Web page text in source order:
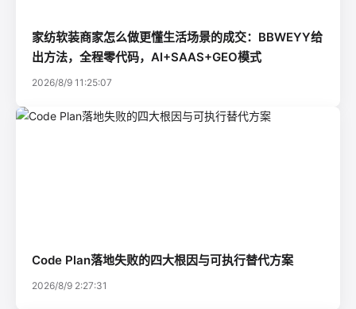
家纺软装商家怎么做更懂生活场景的成交：BBWEYY给
出方法，全程零代码，AI+SAAS+GEO模式
2026/8/9 11:25:07
Code Plan落地失败的四大根因与可执行替代方案
2026/8/9 2:27:31